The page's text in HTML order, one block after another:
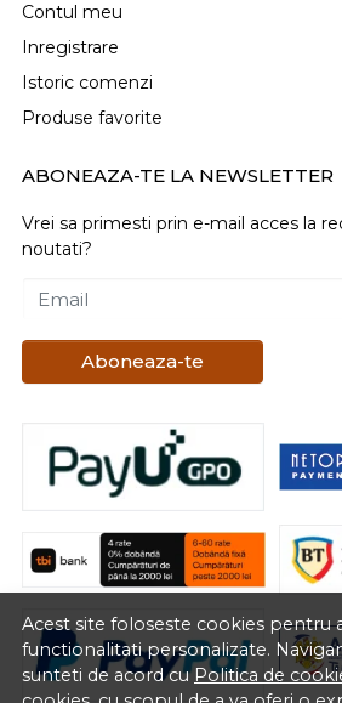
Acest site foloseste cookies pentru
functionalitati personalizate.
sunteti de acord cu Politica de
Contul meu
Inregistrare
Istoric comenzi
Produse favorite
ABONEAZA-TE LA NEWSLETTER
Vrei sa primesti prin e-mail acces la
noutati?
Email
Aboneaza-te